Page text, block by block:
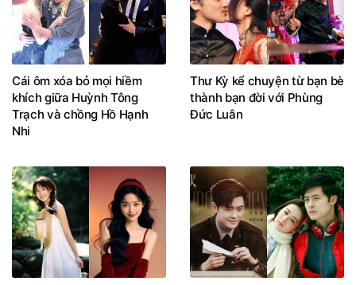
Cái ôm xóa bỏ mọi hiềm
khích giữa Huỳnh Tông
Trạch và chồng Hồ Hạnh
Nhi
Thư Kỳ kể chuyện từ bạn bè
thành bạn đời với Phùng
Đức Luân